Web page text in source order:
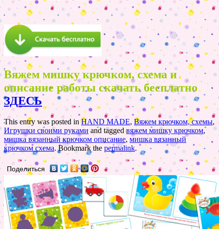
Вяжем мишку крючком, схема и
описание работы скачать бесплатно
ЗДЕСЬ
This entry was posted inHAND MADE,Вяжем крючком, схемы,
Игрушки своими рукамиand taggedвяжем мишку крючком,
мишка вязанный крючком описание, мишка вязанный
крючком схема. Bookmark the permalink.
Поделиться